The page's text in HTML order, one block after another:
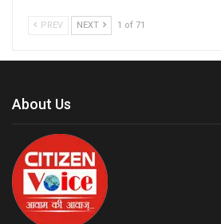
PREV NEXT 1 of 71
About Us